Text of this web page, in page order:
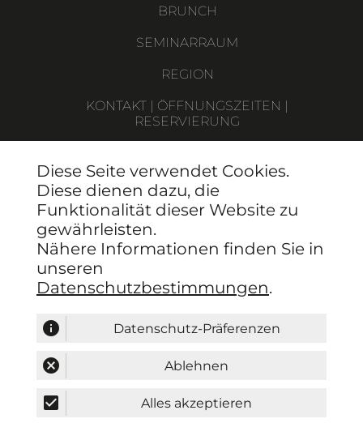
BRUNCH
SEMINARRAUM
REGION
KONTAKT | ÖFFNUNGSZEITEN |
RESERVIERUNG
DATENSCHUTZ
BESUCHEN SIE UNS IM WERITAS
MARKTPLATZ 44
A-3470 KIRCHBERG AM WAGRAM
RESERVIERUNG UNTER:
+43 676 451 30 02
Fr. 16:00 - 22:00 UHR
SO. 11:00 - 14:00 UHR
Diese Seite verwendet Cookies.
Diese dienen dazu, die
Funktionalität dieser Website zu
gewährleisten.
Nähere Informationen finden Sie in
unseren
Datenschutzbestimmungen.
info Datenschutz-Präferenzen
cancel Ablehnen
check_box Alles akzeptieren